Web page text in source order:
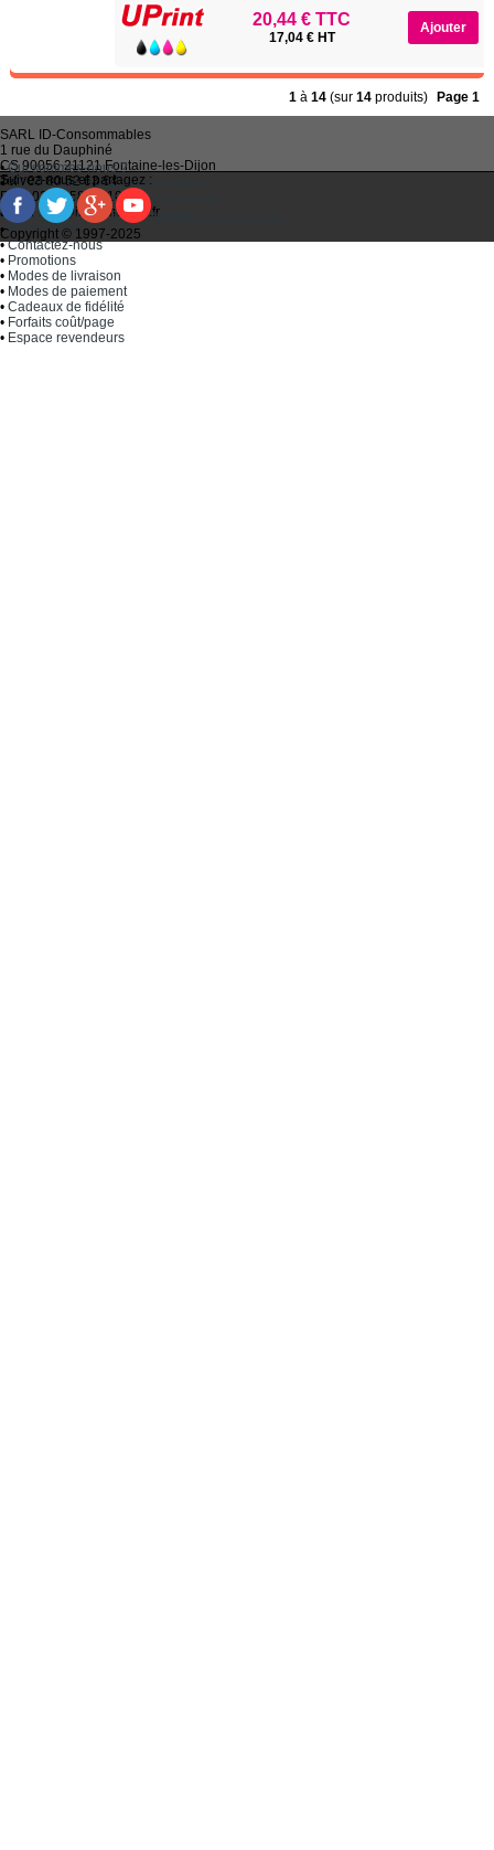
20,44 € TTC
17,04 € HT
1 à14 (sur14 produits) Page 1
SARL ID-Consommables
1 rue du Dauphiné
CS 90056 21121Fontaine-les-Dijon
Tel :03 80 52 63 64
Fax :03 80 58 81 10
Email : idc@imprimantes.fr
•Qui sommes-nous ?
•Recycler ses cartouches usagées
• Bien choisir ses cartouches d'encre
•
Conditions générales de vente
•Plan du site
•Contactez-nous
• Promotions
• Modes de livraison
• Modes de paiement
• Cadeaux de fidélité
• Forfaits coût/page
• Espace revendeurs
Suivez-nous et partagez :
Consent Preferences
Copyright © 1997-2025